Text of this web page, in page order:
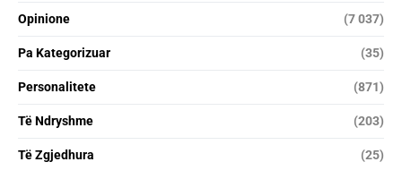
Opinione (7 037)
Pa Kategorizuar (35)
Personalitete (871)
Të Ndryshme (203)
Të Zgjedhura (25)